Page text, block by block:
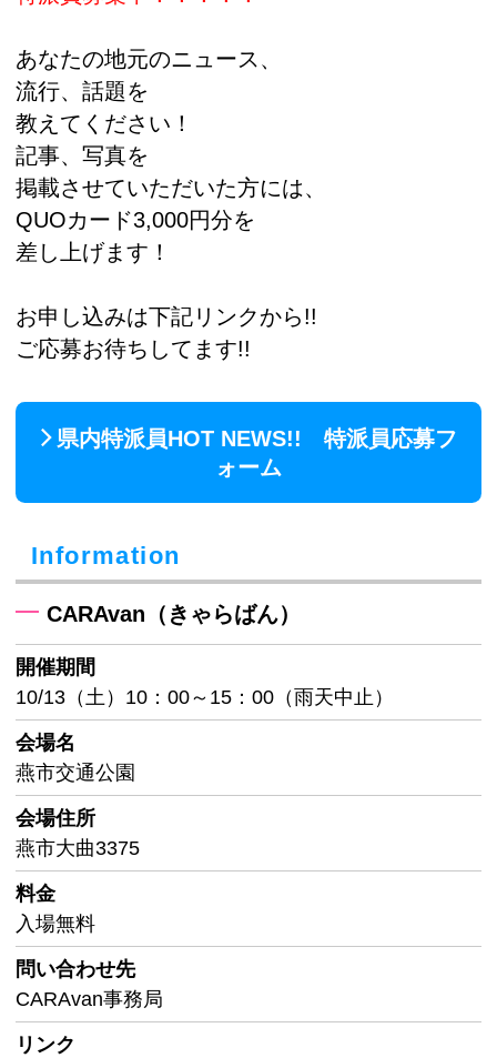
あなたの地元のニュース、
流行、話題を
教えてください！
記事、写真を
掲載させていただいた方には、
QUOカード3,000円分を
差し上げます！
お申し込みは下記リンクから!!
ご応募お待ちしてます!!
県内特派員HOT NEWS!! 特派員応募フ
ォーム
Information
CARAvan（きゃらばん）
開催期間
10/13（土）10：00～15：00（雨天中止）
会場名
燕市交通公園
会場住所
燕市大曲3375
料金
入場無料
問い合わせ先
CARAvan事務局
リンク